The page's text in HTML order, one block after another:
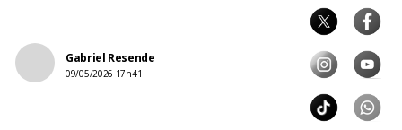
Gabriel Resende
09/05/2026 17h41